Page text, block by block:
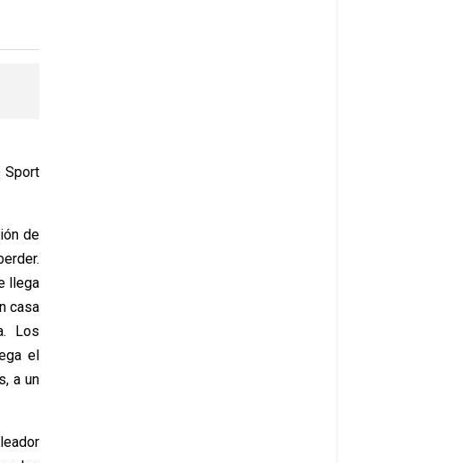
Sport
de
llega
casa
Los
el
a un